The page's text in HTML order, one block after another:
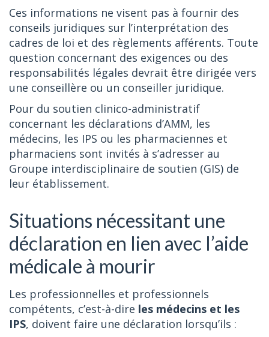
Ces informations ne visent pas à fournir des
conseils juridiques sur l’interprétation des
cadres de loi et des règlements afférents. Toute
question concernant des exigences ou des
responsabilités légales devrait être dirigée vers
une conseillère ou un conseiller juridique.
Pour du soutien clinico-administratif
concernant les déclarations d’AMM, les
médecins, les IPS ou les pharmaciennes et
pharmaciens sont invités à s’adresser au
Groupe interdisciplinaire de soutien (GIS) de
leur établissement.
Situations nécessitant une
déclaration en lien avec l’aide
médicale à mourir
Les professionnelles et professionnels
compétents, c’est-à-dire les médecins et les
IPS, doivent faire une déclaration lorsqu’ils :